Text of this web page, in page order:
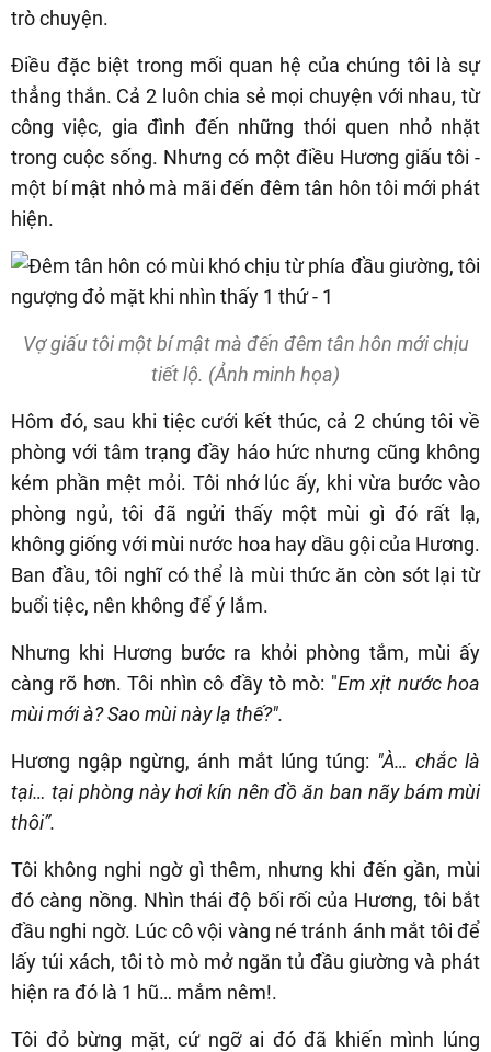
trò chuyện.
Điều đặc biệt trong mối quan hệ của chúng tôi là sự
thẳng thắn. Cả 2 luôn chia sẻ mọi chuyện với nhau, từ
công việc, gia đình đến những thói quen nhỏ nhặt
trong cuộc sống. Nhưng có một điều Hương giấu tôi -
một bí mật nhỏ mà mãi đến đêm tân hôn tôi mới phát
hiện.
Vợ giấu tôi một bí mật mà đến đêm tân hôn mới chịu
tiết lộ. (Ảnh minh họa)
Hôm đó, sau khi tiệc cưới kết thúc, cả 2 chúng tôi về
phòng với tâm trạng đầy háo hức nhưng cũng không
kém phần mệt mỏi. Tôi nhớ lúc ấy, khi vừa bước vào
phòng ngủ, tôi đã ngửi thấy một mùi gì đó rất lạ,
không giống với mùi nước hoa hay dầu gội của Hương.
Ban đầu, tôi nghĩ có thể là mùi thức ăn còn sót lại từ
buổi tiệc, nên không để ý lắm.
Nhưng khi Hương bước ra khỏi phòng tắm, mùi ấy
càng rõ hơn. Tôi nhìn cô đầy tò mò: "Em xịt nước hoa
mùi mới à? Sao mùi này lạ thế?".
Hương ngập ngừng, ánh mắt lúng túng: "À… chắc là
tại… tại phòng này hơi kín nên đồ ăn ban nãy bám mùi
thôi”.
Tôi không nghi ngờ gì thêm, nhưng khi đến gần, mùi
đó càng nồng. Nhìn thái độ bối rối của Hương, tôi bắt
đầu nghi ngờ. Lúc cô vội vàng né tránh ánh mắt tôi để
lấy túi xách, tôi tò mò mở ngăn tủ đầu giường và phát
hiện ra đó là 1 hũ… mắm nêm!.
Tôi đỏ bừng mặt, cứ ngỡ ai đó đã khiến mình lúng